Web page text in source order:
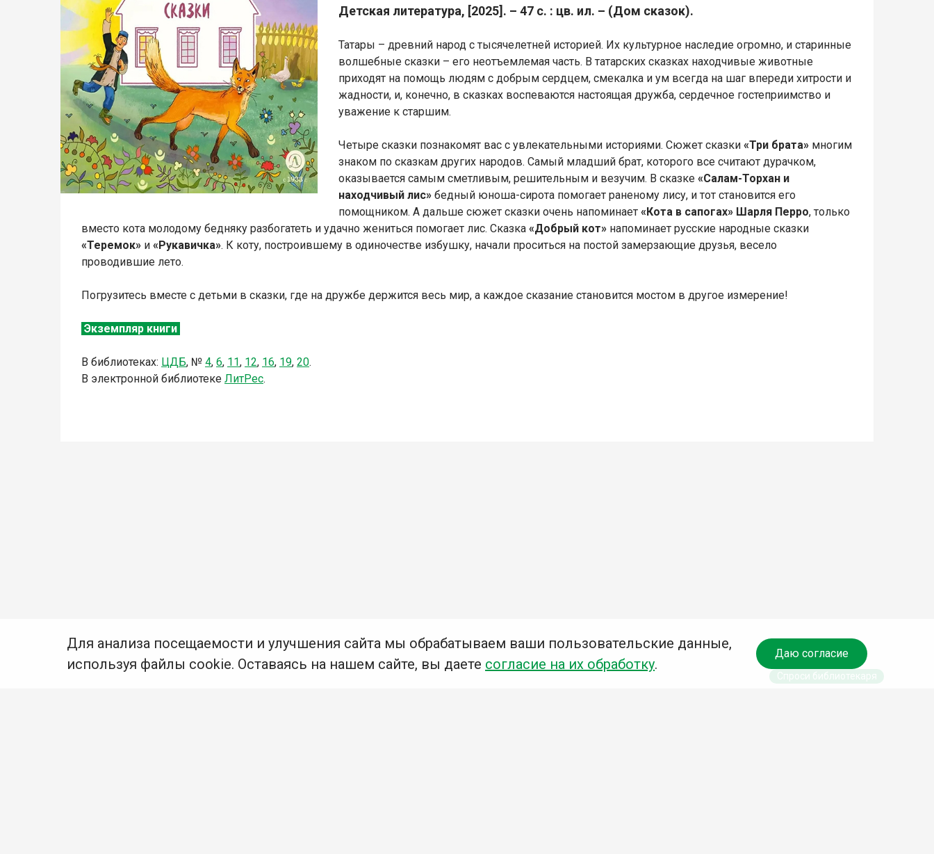
Детская литература, [2025]. – 47 с. : цв. ил. – (Дом сказок).
Татары – древний народ с тысячелетней историей. Их культурное наследие огромно, и старинные
волшебные сказки – его неотъемлемая часть. В татарских сказках находчивые животные
приходят на помощь людям с добрым сердцем, смекалка и ум всегда на шаг впереди хитрости и
жадности, и, конечно, в сказках воспеваются настоящая дружба, сердечное гостеприимство и
уважение к старшим.
Четыре сказки познакомят вас с увлекательными историями. Сюжет сказки «Три брата» многим
знаком по сказкам других народов. Самый младший брат, которого все считают дурачком,
оказывается самым сметливым, решительным и везучим. В сказке «Салам-Торхан и
находчивый лис» бедный юноша-сирота помогает раненому лису, и тот становится его
помощником. А дальше сюжет сказки очень напоминает «Кота в сапогах» Шарля Перро, только
вместо кота молодому бедняку разбогатеть и удачно жениться помогает лис. Сказка «Добрый кот» напоминает русские народные сказки
«Теремок» и «Рукавичка». К коту, построившему в одиночестве избушку, начали проситься на постой замерзающие друзья, весело
проводившие лето.
Погрузитесь вместе с детьми в сказки, где на дружбе держится весь мир, а каждое сказание становится мостом в другое измерение!
Экземпляр книги
В библиотеках: ЦДБ, № 4, 6, 11, 12, 16, 19, 20.
В электронной библиотеке ЛитРес.
Для анализа посещаемости и улучшения сайта мы обрабатываем ваши пользовательские данные,
используя файлы cookie. Оставаясь на нашем сайте, вы даете согласие на их обработку.
Даю согласие
Спроси библиотекаря